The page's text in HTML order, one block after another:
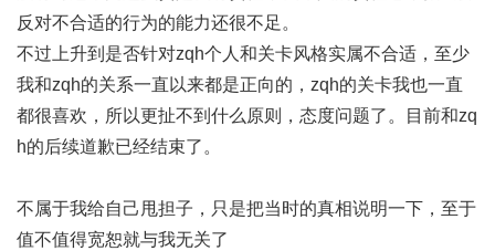
反对不合适的行为的能力还很不足。
不过上升到是否针对zqh个人和关卡风格实属不合适，至少
我和zqh的关系一直以来都是正向的，zqh的关卡我也一直
都很喜欢，所以更扯不到什么原则，态度问题了。目前和zq
h的后续道歉已经结束了。
不属于我给自己甩担子，只是把当时的真相说明一下，至于
值不值得宽恕就与我无关了